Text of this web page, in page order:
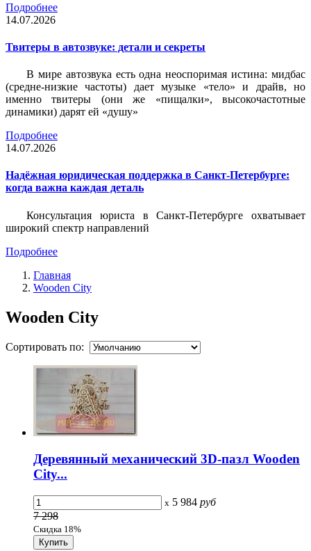
Подробнее
14.07.2026
Твитеры в автозвуке: детали и секреты
В мире автозвука есть одна неоспоримая истина: мидбас
(средне-низкие частоты) дает музыке «тело» и драйв, но
именно твитеры (они же «пищалки», высокочастотные
динамики) дарят ей «душу»
Подробнее
14.07.2026
Надёжная юридическая поддержка в Санкт-Петербурге:
когда важна каждая деталь
Консультация юриста в Санкт-Петербурге охватывает
широкий спектр направлений
Подробнее
Главная
Wooden City
Wooden City
Сортировать по:
Деревянный механический 3D-пазл Wooden
City...
x 5 984 руб
7 298
Скидка 18%